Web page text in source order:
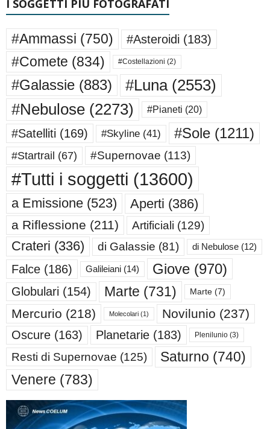
I SOGGETTI PIÙ FOTOGRAFATI
#Ammassi (750) #Asteroidi (183)
#Comete (834) #Costellazioni (2)
#Galassie (883) #Luna(2553)
#Nebulose (2273) #Pianeti (20)
#Satelliti (169) #Skyline (41) #Sole (1211)
#Startrail (67) #Supernovae (113)
#Tutti i soggetti (13600)
a Emissione (523) Aperti (386)
a Riflessione (211) Artificiali (129)
Crateri (336) di Galassie (81) di Nebulose (12)
Falce (186) Galileiani (14) Giove (970)
Globulari (154) Marte (731) Marte (7)
Mercurio (218) Molecolari (1) Novilunio (237)
Oscure (163) Planetarie (183) Plenilunio (3)
Resti di Supernovae (125) Saturno (740)
Venere (783)